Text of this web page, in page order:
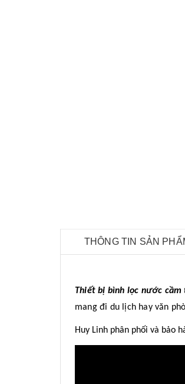
THÔNG TIN SẢN
Thiết bị bình lọc nước cầm
mang đi du lịch hay văn
Huy Linh phân phối và bảo